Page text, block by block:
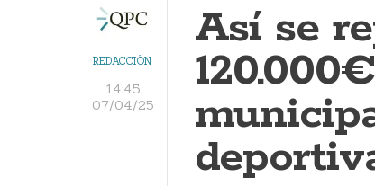
REDACCIÓN
14:45
07/04/25
Así se